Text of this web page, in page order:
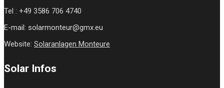
Tel : +49 3586 706 4740
E-mail: solarmonteur@gmx.eu
Website: Solaranlagen Monteure
Solar Infos